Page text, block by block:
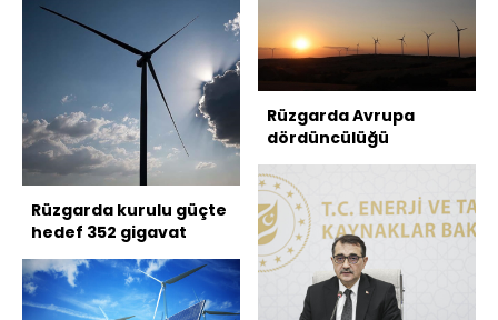
Rüzgarda kurulu güçte
hedef 352 gigavat
Rüzgarda Avrupa
dördüncülüğü